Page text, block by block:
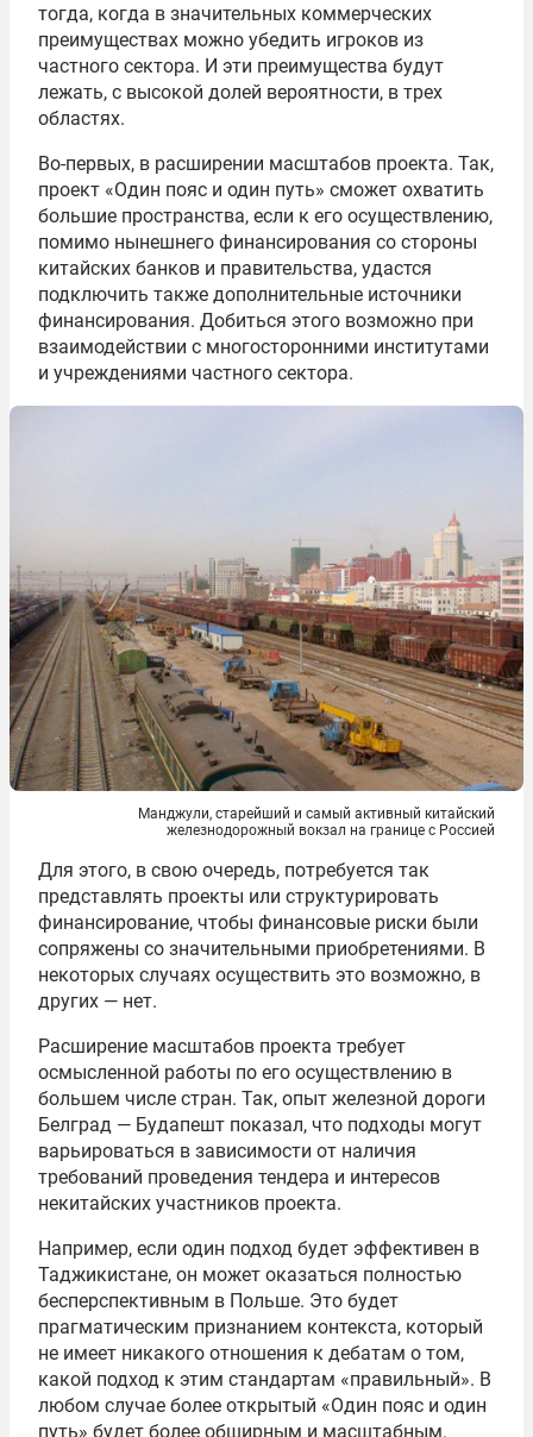
тогда, когда в значительных коммерческих
преимуществах можно убедить игроков из
частного сектора. И эти преимущества будут
лежать, с высокой долей вероятности, в трех
областях.
Во-первых, в расширении масштабов проекта. Так,
проект «Один пояс и один путь» сможет охватить
большие пространства, если к его осуществлению,
помимо нынешнего финансирования со стороны
китайских банков и правительства, удастся
подключить также дополнительные источники
финансирования. Добиться этого возможно при
взаимодействии с многосторонними институтами
и учреждениями частного сектора.
Манджули, старейший и самый активный китайский
железнодорожный вокзал на границе с Россией
Для этого, в свою очередь, потребуется так
представлять проекты или структурировать
финансирование, чтобы финансовые риски были
сопряжены со значительными приобретениями. В
некоторых случаях осуществить это возможно, в
других — нет.
Расширение масштабов проекта требует
осмысленной работы по его осуществлению в
большем числе стран. Так, опыт железной дороги
Белград — Будапешт показал, что подходы могут
варьироваться в зависимости от наличия
требований проведения тендера и интересов
некитайских участников проекта.
Например, если один подход будет эффективен в
Таджикистане, он может оказаться полностью
бесперспективным в Польше. Это будет
прагматическим признанием контекста, который
не имеет никакого отношения к дебатам о том,
какой подход к этим стандартам «правильный». В
любом случае более открытый «Один пояс и один
путь» будет более обширным и масштабным.